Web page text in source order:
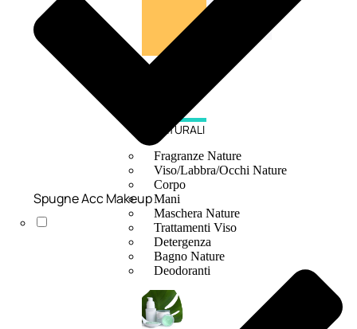
NATURALI
Fragranze Nature
Viso/Labbra/Occhi Nature
Corpo
Mani
Maschera Nature
Trattamenti Viso
Detergenza
Bagno Nature
Deodoranti
Spugne Acc Makeup